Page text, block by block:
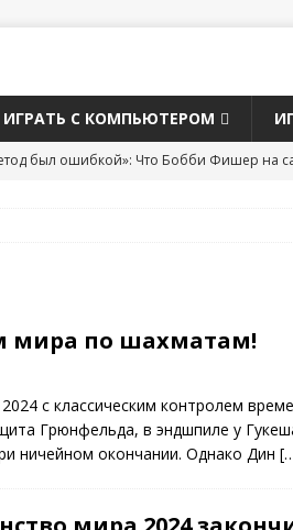
ИГРАТЬ С КОМПЬЮТЕРОМ
был ошибкой»: Что Бобби Фишер на
— чемпион мира по версии ФИДЕ
стал вторым в списке самых юных
2026
мира по шахматам!
с классическим контролем
Грюнфельда, в эндшпиле у
ничейном окончании. Однако Дин